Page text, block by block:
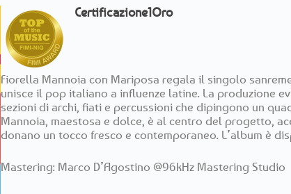
Certificazione1Oro
Fiorella Mannoia con Mariposa regala il singolo
unisce il pop italiano a influenze latine. La produzione
sezioni di archi, fiati e percussioni che dipingono un
Mannoia, maestosa e dolce, è al centro del progetto,
donano un tocco fresco e contemporaneo. L’album è
Mastering: Marco D’Agostino @96kHz Mastering Studio